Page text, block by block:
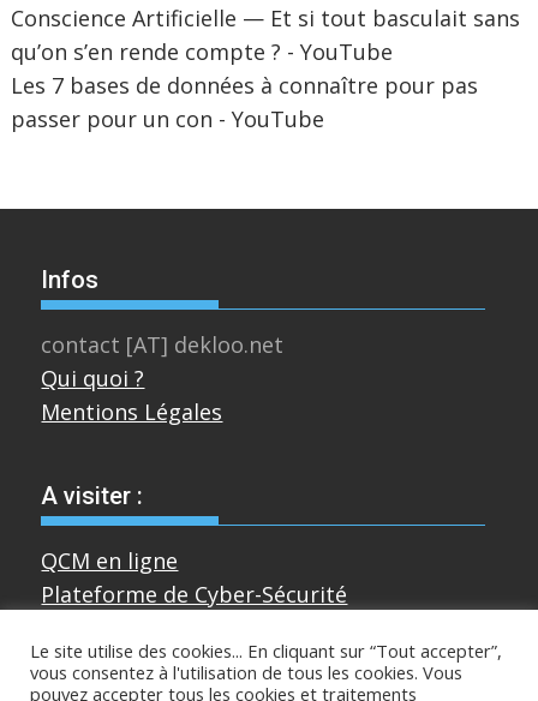
Conscience Artificielle — Et si tout basculait sans
qu’on s’en rende compte ? - YouTube
Les 7 bases de données à connaître pour pas
passer pour un con - YouTube
Infos
contact [AT] dekloo.net
Qui quoi ?
Mentions Légales
A visiter :
QCM en ligne
Plateforme de Cyber-Sécurité
Divers
Le site utilise des cookies... En cliquant sur “Tout accepter”,
vous consentez à l'utilisation de tous les cookies. Vous
pouvez accepter tous les cookies et traitements